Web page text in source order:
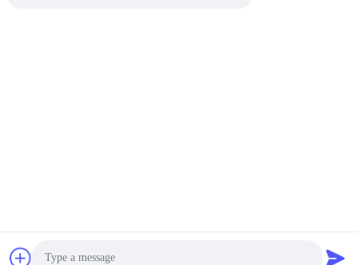
中国の良質 駐車場料金駅 製造者。版権の© 2014-2026 Shenzhen Lean